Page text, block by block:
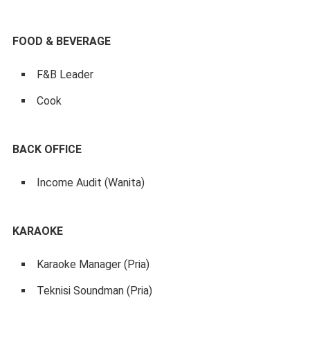
FOOD & BEVERAGE
F&B Leader
Cook
BACK OFFICE
Income Audit (Wanita)
KARAOKE
Karaoke Manager (Pria)
Teknisi Soundman (Pria)